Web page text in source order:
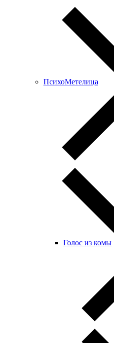
ПсихоМетелица
Голос из комы